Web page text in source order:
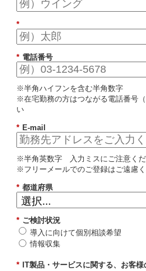
*
* 電話番号
※半角ハイフンを含む半角数字
※在宅勤務の方はつながる電話番号
い
* E-mail
※半角英数字 入力ミスにご注意くだ
※フリーメールでのご登録はご遠慮く
* 都道府県
* ご検討状況
導入に向けて個別相談希望
情報収集
* IT製品・サービスに関する、お客